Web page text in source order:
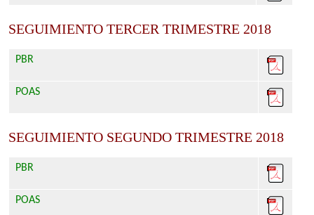
SEGUIMIENTO TERCER TRIMESTRE 2018
PBR
POAS
SEGUIMIENTO SEGUNDO TRIMESTRE 2018
PBR
POAS